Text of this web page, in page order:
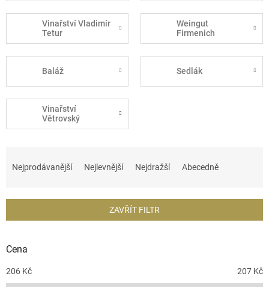
Vinařství Vladimír
Tetur
Weingut
Firmenich
Baláž Sedlák
Vinařství
Větrovský
í
r
d
u
Nejprodávanější Nejlevnější Nejdražší Abecedně
ZAVŘÍT FILTR
Cena
206 Kč 207 Kč